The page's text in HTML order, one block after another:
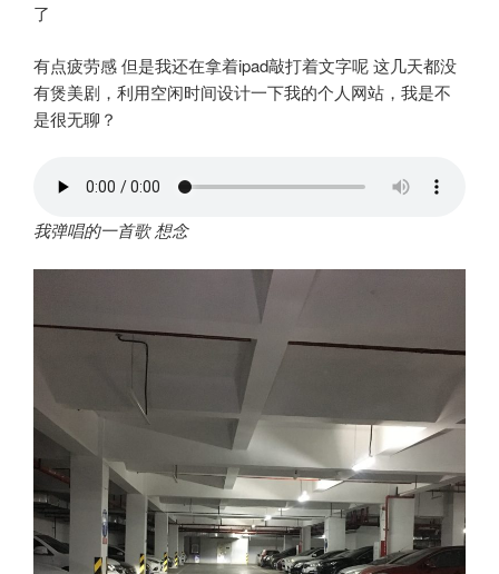
了
有点疲劳感 但是我还在拿着ipad敲打着文字呢 这几天都没
有煲美剧，利用空闲时间设计一下我的个人网站，我是不
是很无聊？
我弹唱的一首歌 想念